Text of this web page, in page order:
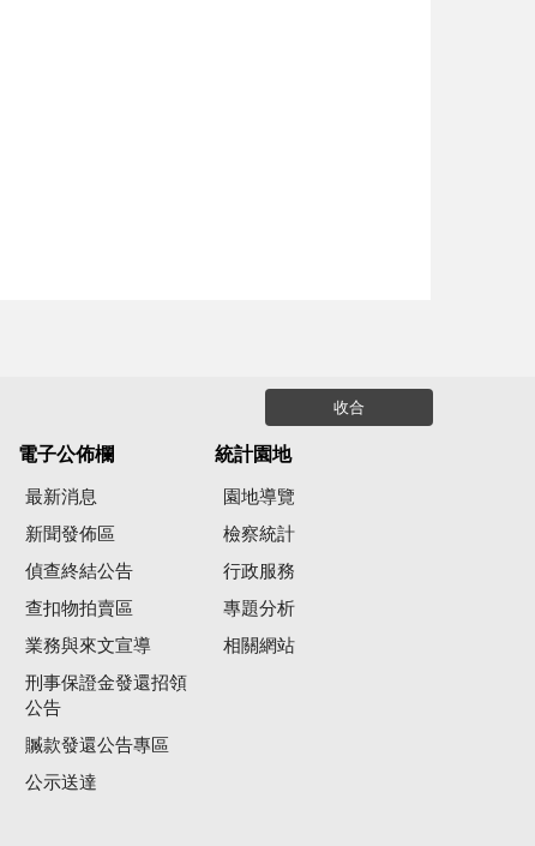
收合
電子公佈欄
最新消息
新聞發佈區
偵查終結公告
查扣物拍賣區
業務與來文宣導
刑事保證金發還招領
公告
贓款發還公告專區
公示送達
統計園地
園地導覽
檢察統計
行政服務
專題分析
相關網站